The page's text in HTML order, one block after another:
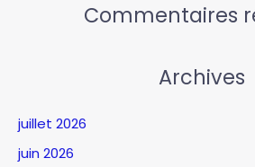
Commentaires
Archives
juillet 2026
juin 2026